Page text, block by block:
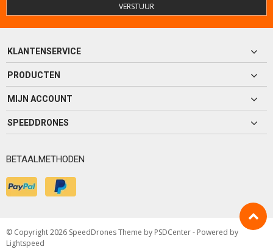
VERSTUUR
KLANTENSERVICE
PRODUCTEN
MIJN ACCOUNT
SPEEDDRONES
BETAALMETHODEN
© Copyright 2026 SpeedDrones Theme by PSDCenter- Powered by
Lightspeed